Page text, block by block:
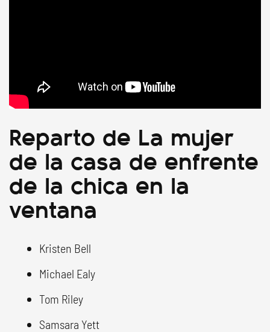
Reparto de La mujer
de la casa de enfrente
de la chica en la
ventana
Kristen Bell
Michael Ealy
Tom Riley
Samsara Yett